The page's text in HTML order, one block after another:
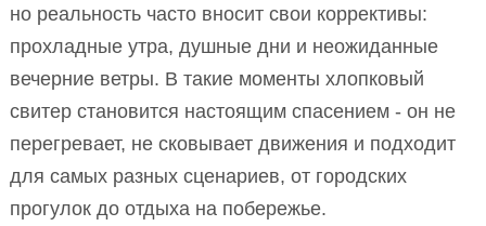
но реальность часто вносит свои коррективы:
прохладные утра, душные дни и неожиданные
вечерние ветры. В такие моменты хлопковый
свитер становится настоящим спасением - он не
перегревает, не сковывает движения и подходит
для самых разных сценариев, от городских
прогулок до отдыха на побережье.